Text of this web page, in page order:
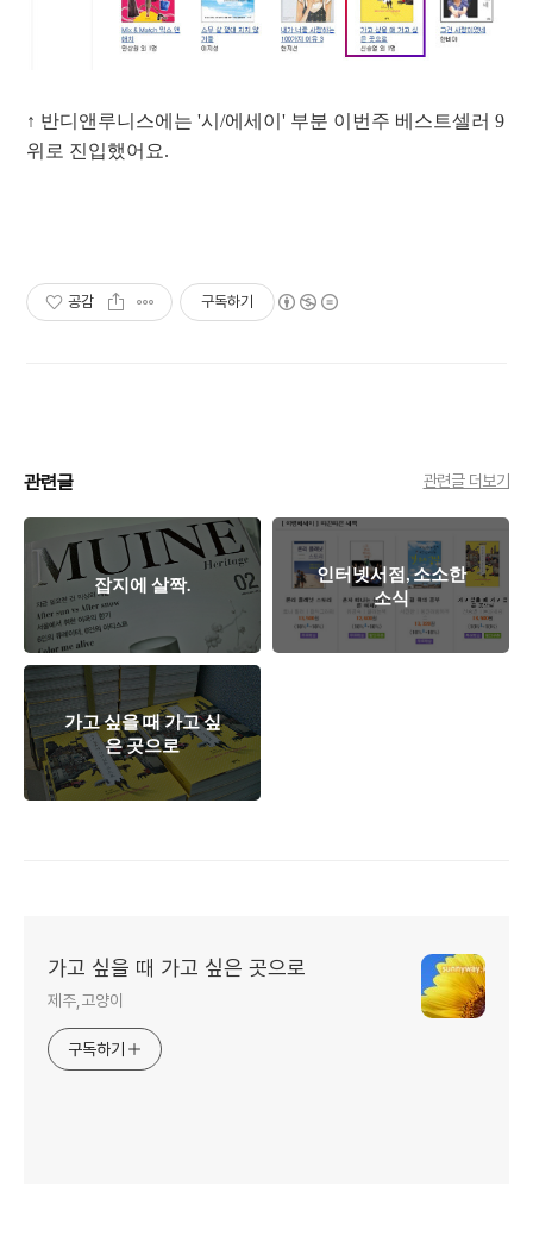
↑ 반디앤루니스에는 '시/에세이' 부분 이번주 베스트셀러 9
위로 진입했어요.
공감 구독하기
관련글 관련글 더보기
잡지에 살짝.
인터넷서점, 소소한
소식
가고 싶을 때 가고 싶
은 곳으로
가고 싶을 때 가고 싶은 곳으로
제주,고양이
구독하기